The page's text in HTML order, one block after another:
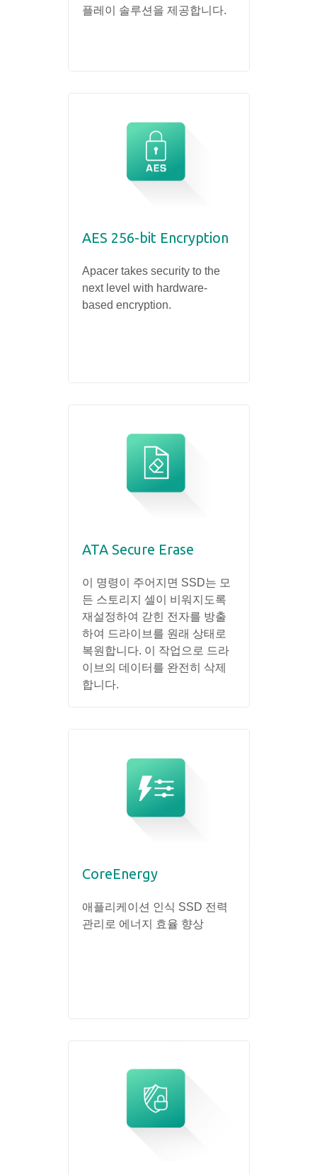
플레이 솔루션을 제공합니다.
AES 256-bit Encryption
Apacer takes security to the
next level with hardware-
based encryption.
ATA Secure Erase
이 명령이 주어지면 SSD는 모
든 스토리지 셀이 비워지도록
재설정하여 갇힌 전자를 방출
하여 드라이브를 원래 상태로
복원합니다. 이 작업으로 드라
이브의 데이터를 완전히 삭제
합니다.
CoreEnergy
애플리케이션 인식 SSD 전력
관리로 에너지 효율 향상